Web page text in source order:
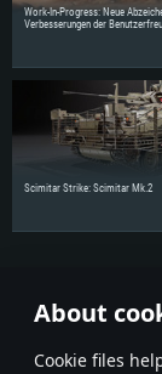
About
Сookie files
Work-In-Progress: Neue
Verbesserungen der
Scimitar Strike: Scimitar Mk.2
Diskutiere im Forum